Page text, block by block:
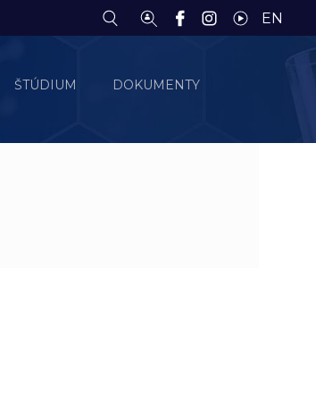
ŠTÚDIUM DOKUMENTY
EN